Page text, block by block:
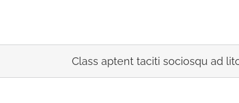
Class aptent taciti sociosqu ad